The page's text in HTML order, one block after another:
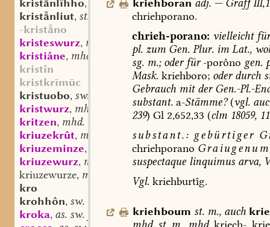
kristnlîhho,
adv.
kristnliut, st. m. oder n.
-kristno
kristeswurz, mhd. st. f.
kristiâne, mhd. f.
kristîn
kristkrīmūc
kristuobo, sw. m.
kristwurz, mhd. st. f.
kritzen, mhd. sw. v.
kriuzekrût, mhd. st. n.
kriuzeminze,
mhd. sw. f.
kriuzewurz, mhd. st. f.
kriuzewurze, mhd. (sw. st.?) f.
kro
krohhôn, sw. v.
kroka, as. sw. f.
kriehboran adj. —Graff
chriehporano.
chrieh-porano: vielleichtfür
pl.zum Gen.Plur.imLat.,
sg.m.;oderfür -porôno gen.
Mask.kriehboro; oderdurch
GebrauchmitderGen.-Pl.-
substant. a-Stämme?(vgl.
239) Gl2,652,33 (clm18059,
substant.: gebürtiger
chriehporano Graiugenum
suspectaquelinquimusarva,
Vgl.kriehburtîg.
kriehboum st. m., auch